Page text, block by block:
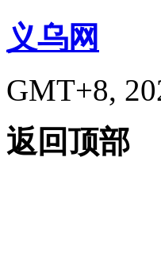
义乌网
GMT+8,
返回顶部